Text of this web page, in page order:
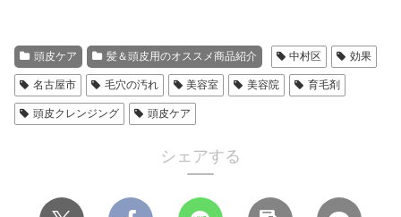
頭皮ケア 髪＆頭皮用のオススメ商品紹介 中村区 効果
名古屋市 毛穴の汚れ 美容室 美容院 育毛剤
頭皮クレンジング 頭皮ケア
シェアする